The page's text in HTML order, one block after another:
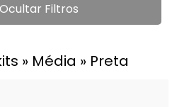
Filtros
» Média » Preta